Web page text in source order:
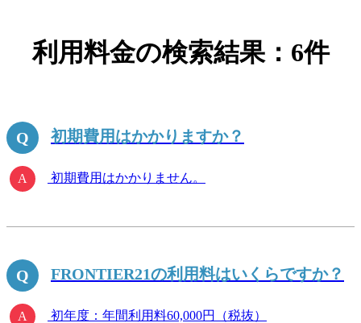
利用料金の検索結果：6件
初期費用はかかりますか？
初期費用はかかりません。
FRONTIER21の利用料はいくらですか？
初年度：年間利用料60,000円（税抜）